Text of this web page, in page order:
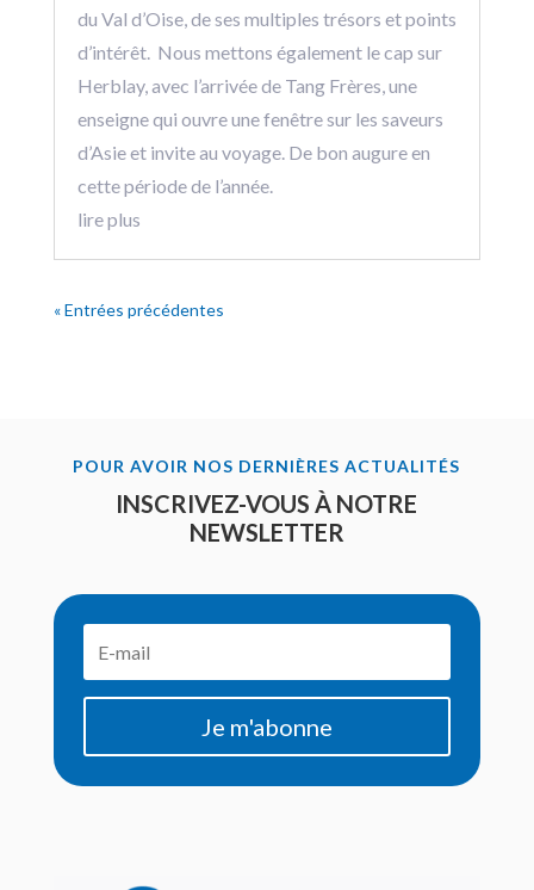
du Val d’Oise, de ses multiples trésors et points
d’intérêt. Nous mettons également le cap sur
Herblay, avec l’arrivée de Tang Frères, une
enseigne qui ouvre une fenêtre sur les saveurs
d’Asie et invite au voyage. De bon augure en
cette période de l’année.
lire plus
« Entrées précédentes
POUR AVOIR NOS DERNIÈRES ACTUALITÉS
INSCRIVEZ-VOUS À NOTRE
NEWSLETTER
Je m'abonne